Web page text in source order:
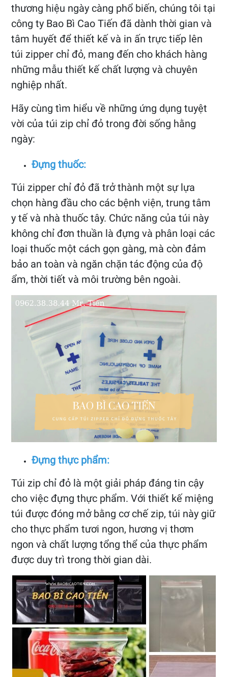
thương hiệu ngày càng phổ biến, chúng tôi tại
công ty Bao Bì Cao Tiến đã dành thời gian và
tâm huyết để thiết kế và in ấn trực tiếp lên
túi zipper chỉ đỏ, mang đến cho khách hàng
những mẫu thiết kế chất lượng và chuyên
nghiệp nhất.
Hãy cùng tìm hiểu về những ứng dụng tuyệt
vời của túi zip chỉ đỏ trong đời sống hằng
ngày:
Đựng thuốc:
Túi zipper chỉ đỏ đã trở thành một sự lựa
chọn hàng đầu cho các bệnh viện, trung tâm
y tế và nhà thuốc tây. Chức năng của túi này
không chỉ đơn thuần là đựng và phân loại các
loại thuốc một cách gọn gàng, mà còn đảm
bảo an toàn và ngăn chặn tác động của độ
ẩm, thời tiết và môi trường bên ngoài.
Đựng thực phẩm:
Túi zip chỉ đỏ là một giải pháp đáng tin cậy
cho việc đựng thực phẩm. Với thiết kế miệng
túi được đóng mở bằng cơ chế zip, túi này giữ
cho thực phẩm tươi ngon, hương vị thơm
ngon và chất lượng tổng thể của thực phẩm
được duy trì trong thời gian dài.